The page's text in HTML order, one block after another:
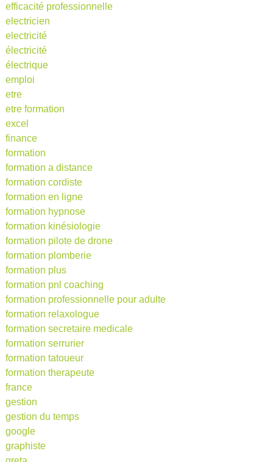
efficacité professionnelle
electricien
electricité
électricité
électrique
emploi
etre
etre formation
excel
finance
formation
formation a distance
formation cordiste
formation en ligne
formation hypnose
formation kinésiologie
formation pilote de drone
formation plomberie
formation plus
formation pnl coaching
formation professionnelle pour adulte
formation relaxologue
formation secretaire medicale
formation serrurier
formation tatoueur
formation therapeute
france
gestion
gestion du temps
google
graphiste